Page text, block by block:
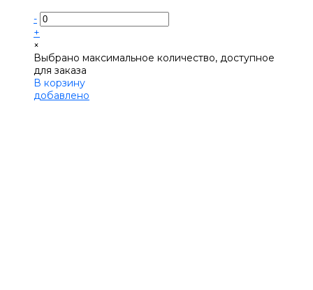
-
+
×
Выбрано максимальное количество, доступное
для заказа
В корзину
добавлено